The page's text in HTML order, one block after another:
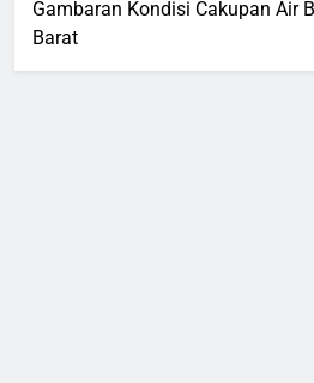
Gambaran Kondisi Cakupan Air
Barat